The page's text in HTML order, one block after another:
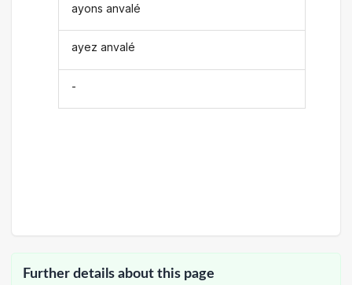
ayons anvalé
ayez anvalé
-
Further details about this page